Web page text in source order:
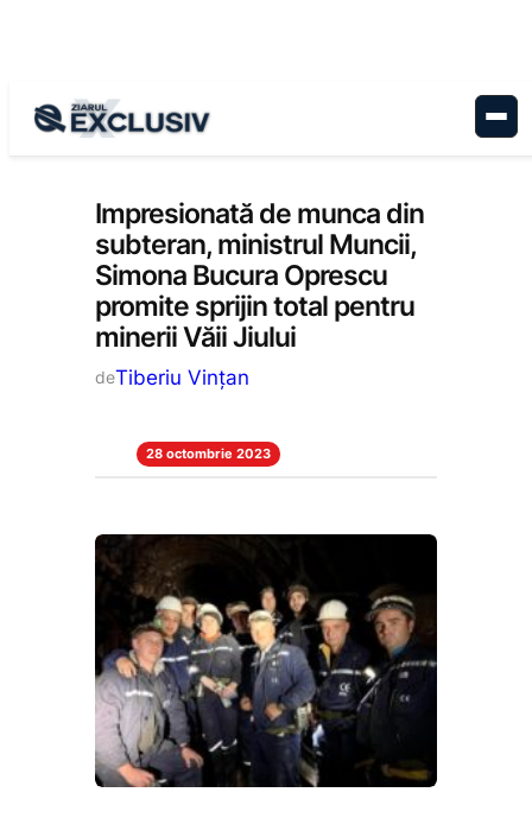
Stiri la zi
Impresionată de munca din
subteran, ministrul Muncii,
Simona Bucura Oprescu
promite sprijin total pentru
minerii Văii Jiului
deTiberiu Vințan
28 octombrie 2023